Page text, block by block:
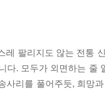
팔리지도 않는 전통
. 모두가 외면하는 줄
리를 풀어주듯, 희망